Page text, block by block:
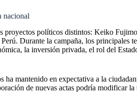
nacional
proyectos políticos distintos: Keiko
Durante la campaña, los principales
la inversión privada, el rol del
ha mantenido en expectativa a la
de nuevas actas podría modificar